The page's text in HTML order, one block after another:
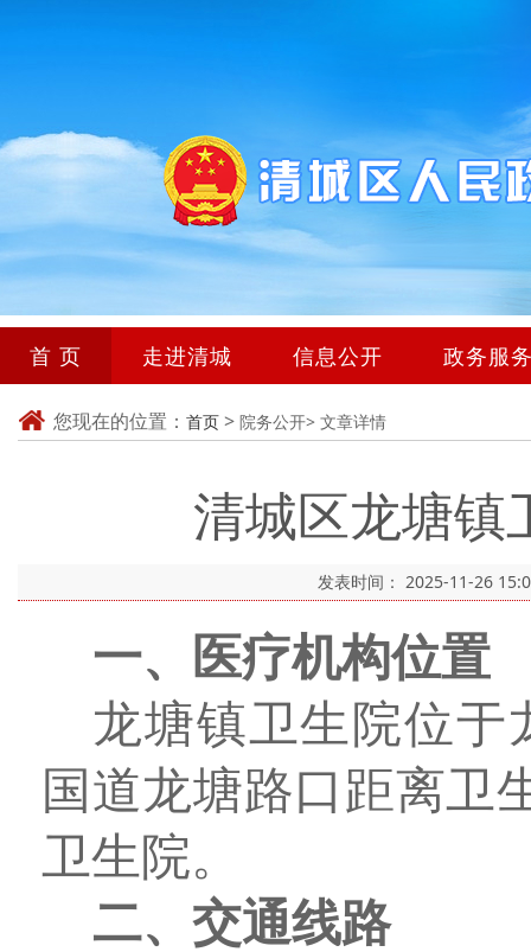
首 页 走进清城 信息公开 政务服
您现在的位置： 首页 > 院务公开> 文章详情
清城区龙塘
发表时间： 2025-11-26
一、医疗机构位置
龙塘镇卫生院位于
国道龙塘路口距离卫
卫生院。
二、交通线路